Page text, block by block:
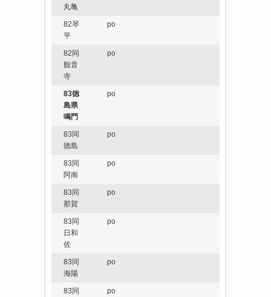
丸亀
82琴
平
po
82同
観音
寺
po
83徳
島県
鳴門
po
83同
徳島
po
83同
阿南
po
83同
那賀
po
83同
日和
佐
po
83同
海陽
po
83同
po